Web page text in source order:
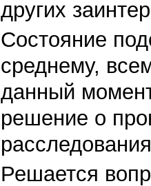
других
Состояние
среднему,
данный
решение о
Решается